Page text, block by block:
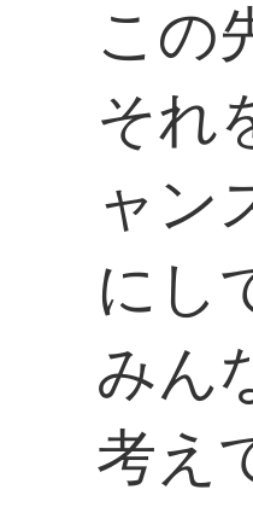
この
それ
ャン
にし
みん
考え